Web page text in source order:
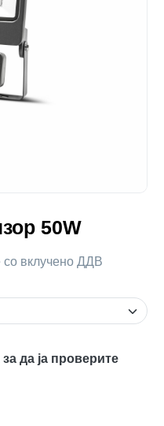
50W
со вклучено ДДВ
за да ја проверите